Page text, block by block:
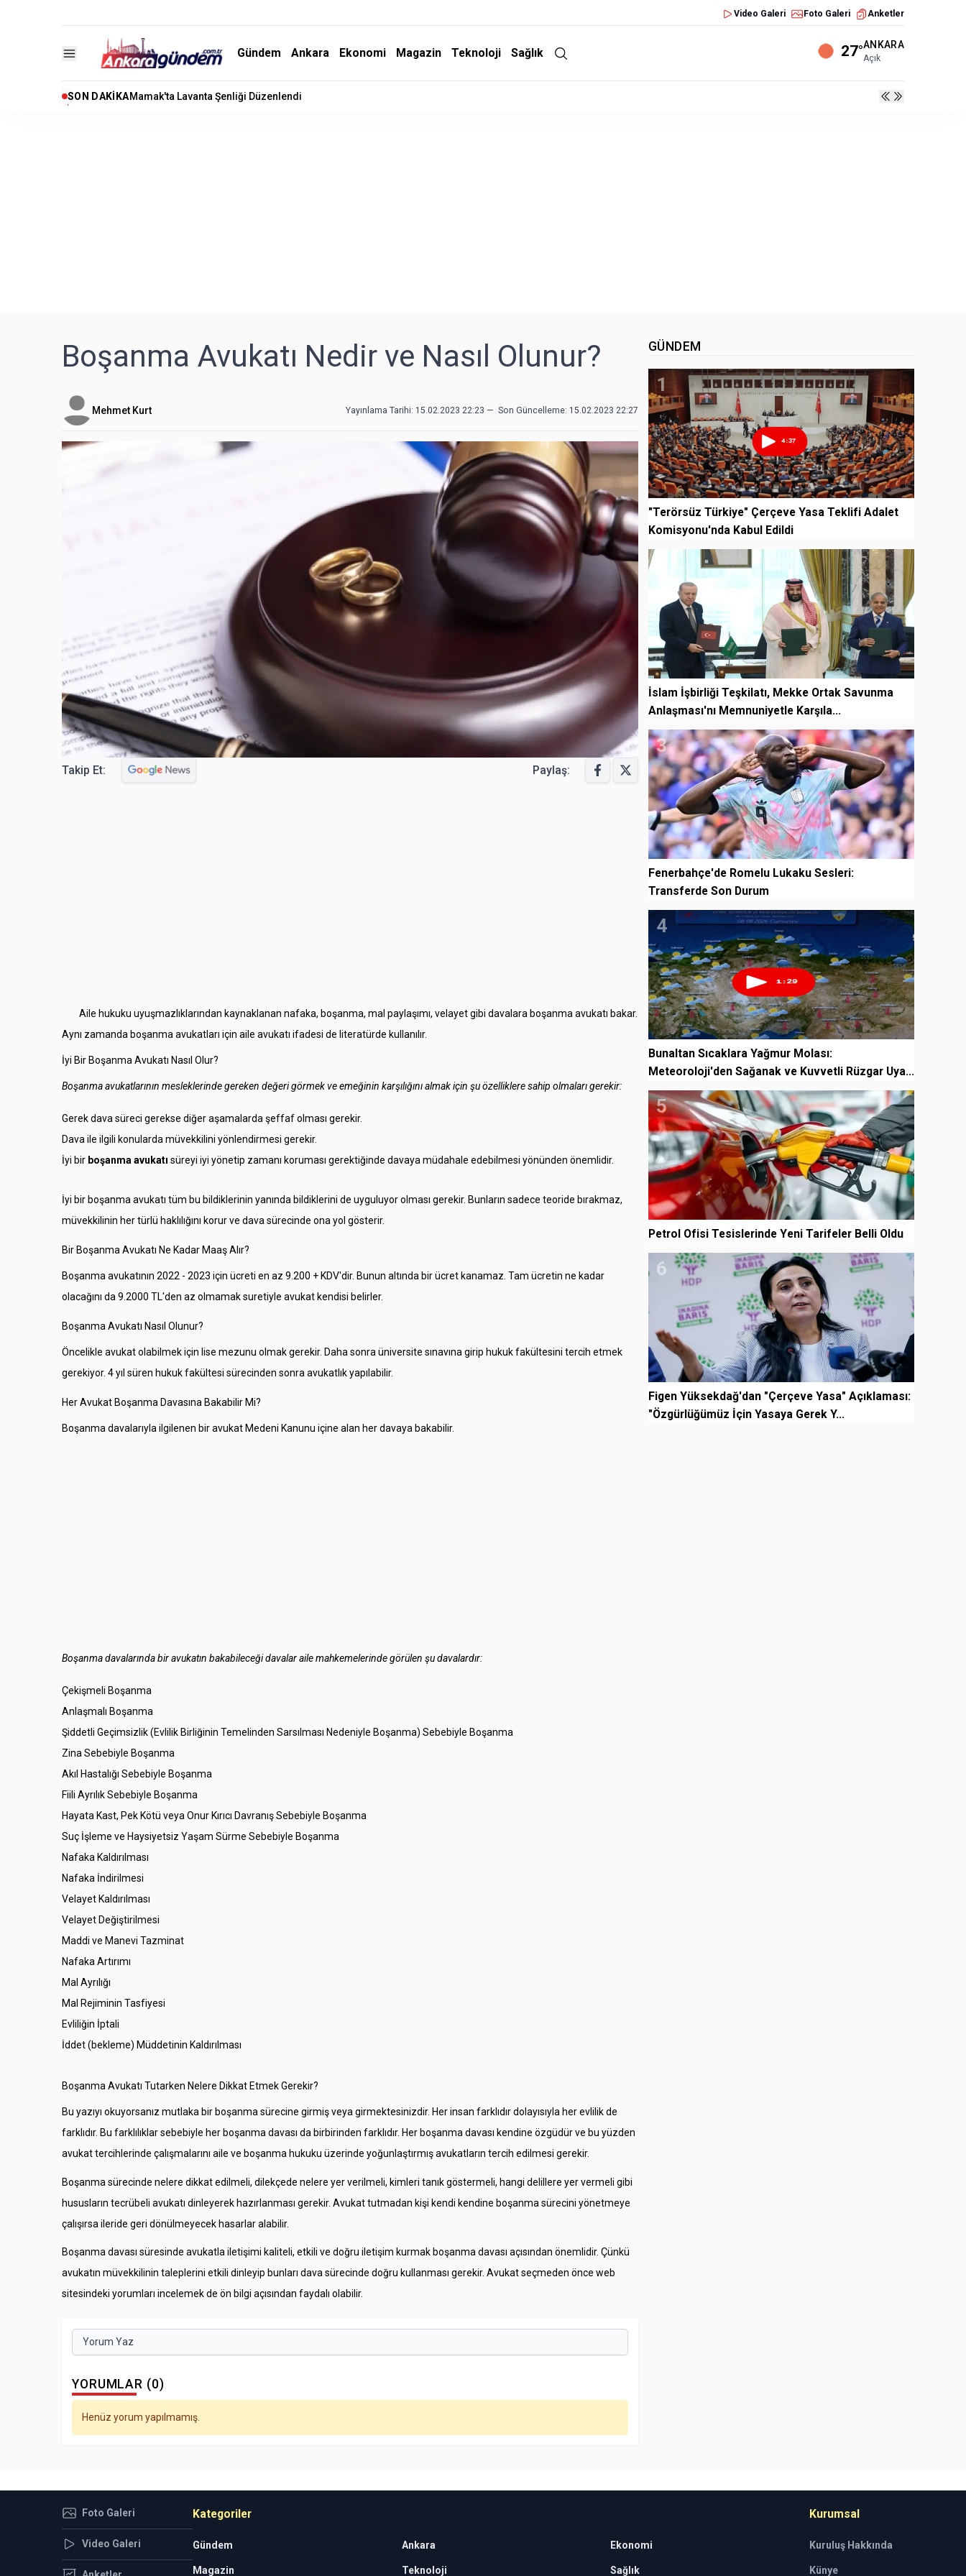
Video Galeri Foto Galeri Anketler
Gündem Ankara Ekonomi Magazin Teknoloji Sağlık 27°ANKARA
Açık
SON DAKIKA"Terörsüz Türkiye" Çerçeve Yasa Teklifi Adalet Komisyonu'nda Kabul Edildi
Boşanma Avukatı Nedir ve Nasıl Olunur?
Mehmet Kurt Yayınlama Tarihi: 15.02.2023 22:23 — Son Güncelleme: 15.02.2023 22:27
Takip Et: Paylaş:
Aile hukuku uyuşmazlıklarından kaynaklanan nafaka, boşanma, mal paylaşımı, velayet gibi davalara boşanma avukatı bakar.
Aynı zamanda boşanma avukatları için aile avukatı ifadesi de literatürde kullanılır.
İyi Bir Boşanma Avukatı Nasıl Olur?
Boşanma avukatlarının mesleklerinde gereken değeri görmek ve emeğinin karşılığını almak için şu özelliklere sahip olmaları gerekir:
Gerek dava süreci gerekse diğer aşamalarda şeffaf olması gerekir.
Dava ile ilgili konularda müvekkilini yönlendirmesi gerekir.
İyi bir boşanma avukatı süreyi iyi yönetip zamanı koruması gerektiğinde davaya müdahale edebilmesi yönünden önemlidir.
İyi bir boşanma avukatı tüm bu bildiklerinin yanında bildiklerini de uyguluyor olması gerekir. Bunların sadece teoride bırakmaz,
müvekkilinin her türlü haklılığını korur ve dava sürecinde ona yol gösterir.
Bir Boşanma Avukatı Ne Kadar Maaş Alır?
Boşanma avukatının 2022 - 2023 için ücreti en az 9.200 + KDV'dir. Bunun altında bir ücret kanamaz. Tam ücretin ne kadar
olacağını da 9.2000 TL'den az olmamak suretiyle avukat kendisi belirler.
Boşanma Avukatı Nasıl Olunur?
Öncelikle avukat olabilmek için lise mezunu olmak gerekir. Daha sonra üniversite sınavına girip hukuk fakültesini tercih etmek
gerekiyor. 4 yıl süren hukuk fakültesi sürecinden sonra avukatlık yapılabilir.
Her Avukat Boşanma Davasına Bakabilir Mi?
Boşanma davalarıyla ilgilenen bir avukat Medeni Kanunu içine alan her davaya bakabilir.
Boşanma davalarında bir avukatın bakabileceği davalar aile mahkemelerinde görülen şu davalardır:
Çekişmeli Boşanma
Anlaşmalı Boşanma
Şiddetli Geçimsizlik (Evlilik Birliğinin Temelinden Sarsılması Nedeniyle Boşanma) Sebebiyle Boşanma
Zina Sebebiyle Boşanma
Akıl Hastalığı Sebebiyle Boşanma
Fiili Ayrılık Sebebiyle Boşanma
Hayata Kast, Pek Kötü veya Onur Kırıcı Davranış Sebebiyle Boşanma
Suç İşleme ve Haysiyetsiz Yaşam Sürme Sebebiyle Boşanma
Nafaka Kaldırılması
Nafaka İndirilmesi
Velayet Kaldırılması
Velayet Değiştirilmesi
Maddi ve Manevi Tazminat
Nafaka Artırımı
Mal Ayrılığı
Mal Rejiminin Tasfiyesi
Evliliğin İptali
İddet (bekleme) Müddetinin Kaldırılması
Boşanma Avukatı Tutarken Nelere Dikkat Etmek Gerekir?
Bu yazıyı okuyorsanız mutlaka bir boşanma sürecine girmiş veya girmektesinizdir. Her insan farklıdır dolayısıyla her evlilik de
farklıdır. Bu farklılıklar sebebiyle her boşanma davası da birbirinden farklıdır. Her boşanma davası kendine özgüdür ve bu yüzden
avukat tercihlerinde çalışmalarını aile ve boşanma hukuku üzerinde yoğunlaştırmış avukatların tercih edilmesi gerekir.
Boşanma sürecinde nelere dikkat edilmeli, dilekçede nelere yer verilmeli, kimleri tanık göstermeli, hangi delillere yer vermeli gibi
hususların tecrübeli avukatı dinleyerek hazırlanması gerekir. Avukat tutmadan kişi kendi kendine boşanma sürecini yönetmeye
çalışırsa ileride geri dönülmeyecek hasarlar alabilir.
Boşanma davası süresinde avukatla iletişimi kaliteli, etkili ve doğru iletişim kurmak boşanma davası açısından önemlidir. Çünkü
avukatın müvekkilinin taleplerini etkili dinleyip bunları dava sürecinde doğru kullanması gerekir. Avukat seçmeden önce web
sitesindeki yorumları incelemek de ön bilgi açısından faydalı olabilir.
Yorum Yaz
YORUMLAR (0)
Henüz yorum yapılmamış.
GÜNDEM
1
"Terörsüz Türkiye" Çerçeve Yasa Teklifi Adalet
Komisyonu'nda Kabul Edildi
İslam İşbirliği Teşkilatı, Mekke Ortak Savunma
Anlaşması'nı Memnuniyetle Karşıla...
3
Fenerbahçe'de Romelu Lukaku Sesleri:
Transferde Son Durum
4
Bunaltan Sıcaklara Yağmur Molası:
Meteoroloji'den Sağanak ve Kuvvetli Rüzgar Uya...
5
Petrol Ofisi Tesislerinde Yeni Tarifeler Belli Oldu
6
Figen Yüksekdağ'dan "Çerçeve Yasa" Açıklaması:
"Özgürlüğümüz İçin Yasaya Gerek Y...
Foto Galeri
Video Galeri
Kategoriler
Gündem Ankara Ekonomi
Magazin Teknoloji Sağlık
Kurumsal
Kuruluş Hakkında
Künye